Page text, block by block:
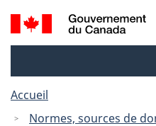
Recherche
et
Accueil
Normes, sources de